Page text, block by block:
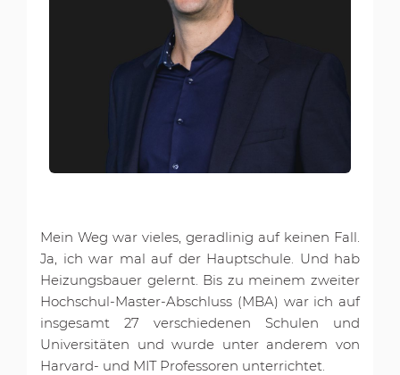
Mein Weg war vieles, geradlinig auf keinen Fall.
Ja, ich war mal auf der Hauptschule. Und hab
Heizungsbauer gelernt. Bis zu meinem zweiter
Hochschul-Master-Abschluss (MBA) war ich auf
insgesamt 27 verschiedenen Schulen und
Universitäten und wurde unter anderem von
Harvard- und MIT Professoren unterrichtet.